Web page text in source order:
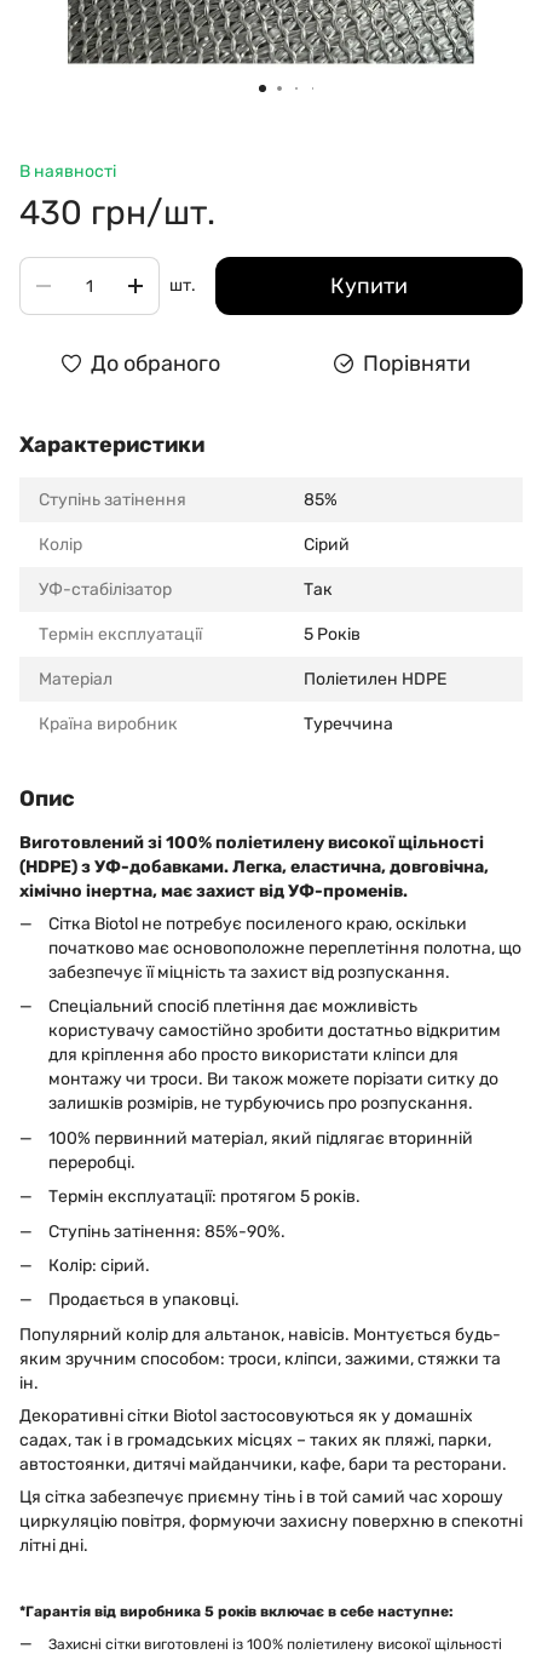
В наявності
430 грн/шт.
шт. Купити
До обраного Порівняти
Характеристики
Ступінь затінення 85%
Колір Сірий
УФ-стабілізатор Так
Термін експлуатації 5 Років
Матеріал Поліетилен HDPE
Країна виробник Туреччина
Опис
Виготовлений зі 100% поліетилену високої щільності
(HDPE) з УФ-добавками. Легка, еластична, довговічна,
хімічно інертна, має захист від УФ-променів.
Сітка Biotol не потребує посиленого краю, оскільки
початково має основоположне переплетіння полотна, що
забезпечує її міцність та захист від розпускання.
Спеціальний спосіб плетіння дає можливість
користувачу самостійно зробити достатньо відкритим
для кріплення або просто використати кліпси для
монтажу чи троси. Ви також можете порізати ситку до
залишків розмірів, не турбуючись про розпускання.
100% первинний матеріал, який підлягає вторинній
переробці.
Термін експлуатації: протягом 5 років.
Ступінь затінення: 85%-90%.
Колір: сірий.
Продається в упаковці.
Популярний колір для альтанок, навісів. Монтується будь-
яким зручним способом: троси, кліпси, зажими, стяжки та
ін.
Декоративні сітки Biotol застосовуються як у домашніх
садах, так і в громадських місцях – таких як пляжі, парки,
автостоянки, дитячі майданчики, кафе, бари та ресторани.
Ця сітка забезпечує приємну тінь і в той самий час хорошу
циркуляцію повітря, формуючи захисну поверхню в спекотні
літні дні.
*Гарантія від виробника 5 років включає в себе наступне:
Захисні сітки виготовлені із 100% поліетилену високої щільності